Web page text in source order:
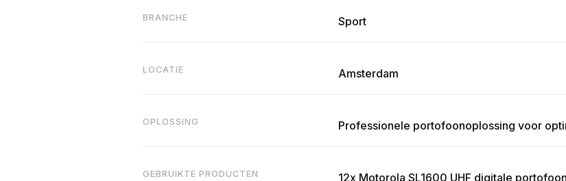
BRANCHE Sport
LOCATIE Amsterdam
OPLOSSING Professionele portofoonoplossing voor
GEBRUIKTE PRODUCTEN
12x Motorola SL1600 UHF digitale